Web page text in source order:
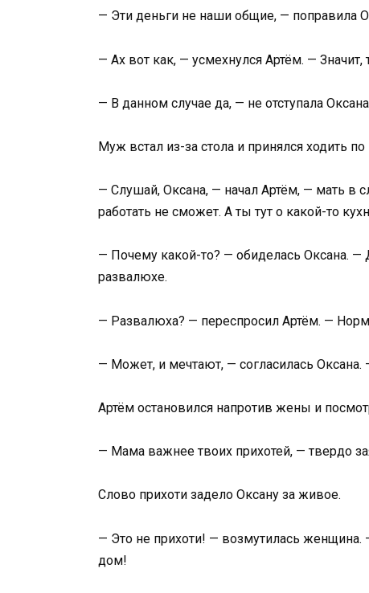
— Эти деньги не наши общие, — поправила
— Ах вот как, — усмехнулся Артём. —
— В данном случае да, — не отступала
Муж встал из-за стола и принялся ходить по
— Слушай, Оксана, — начал Артём, — мать в
работать не сможет. А ты тут о какой-то
— Почему какой-то? — обиделась Оксана.
развалюхе.
— Развалюха? — переспросил Артём. —
— Может, и мечтают, — согласилась
Артём остановился напротив жены и
— Мама важнее твоих прихотей, — твердо
Слово прихоти задело Оксану за живое.
— Это не прихоти! — возмутилась женщина.
дом!